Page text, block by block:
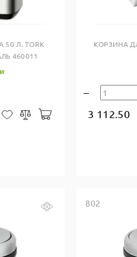
Л. TORK
460011
В закладки
СравнитьВ корзину
КОРЗИНА
3 112.50
802